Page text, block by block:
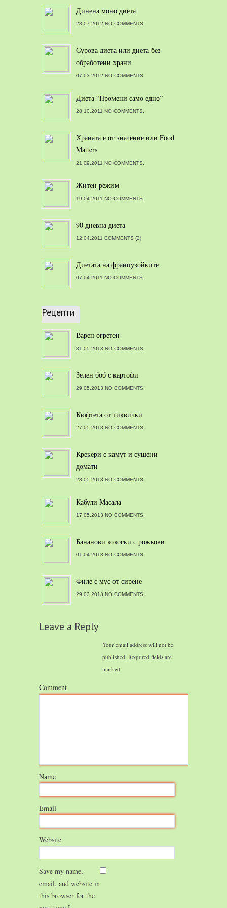
Динена моно диета
23.07.2012 NO COMMENTS.
Сурова диета или диета без
обработени храни
07.03.2012 NO COMMENTS.
Диета “Промени само едно”
28.10.2011 NO COMMENTS.
Храната е от значение или Food
Matters
21.09.2011 NO COMMENTS.
Житен режим
19.04.2011 NO COMMENTS.
90 дневна диета
12.04.2011 COMMENTS (2)
Диетата на французойките
07.04.2011 NO COMMENTS.
Рецепти
Варен огретен
31.05.2013 NO COMMENTS.
Зелен боб с картофи
29.05.2013 NO COMMENTS.
Кюфтета от тиквички
27.05.2013 NO COMMENTS.
Крекери с камут и сушени
домати
23.05.2013 NO COMMENTS.
Кабули Масала
17.05.2013 NO COMMENTS.
Бананови кокоски с рожкови
01.04.2013 NO COMMENTS.
Филе с мус от сирене
29.03.2013 NO COMMENTS.
Leave a Reply
Your email address will not be
published. Required fields are
marked
Comment
Name
Email
Website
Save my name,
email, and website in
this browser for the